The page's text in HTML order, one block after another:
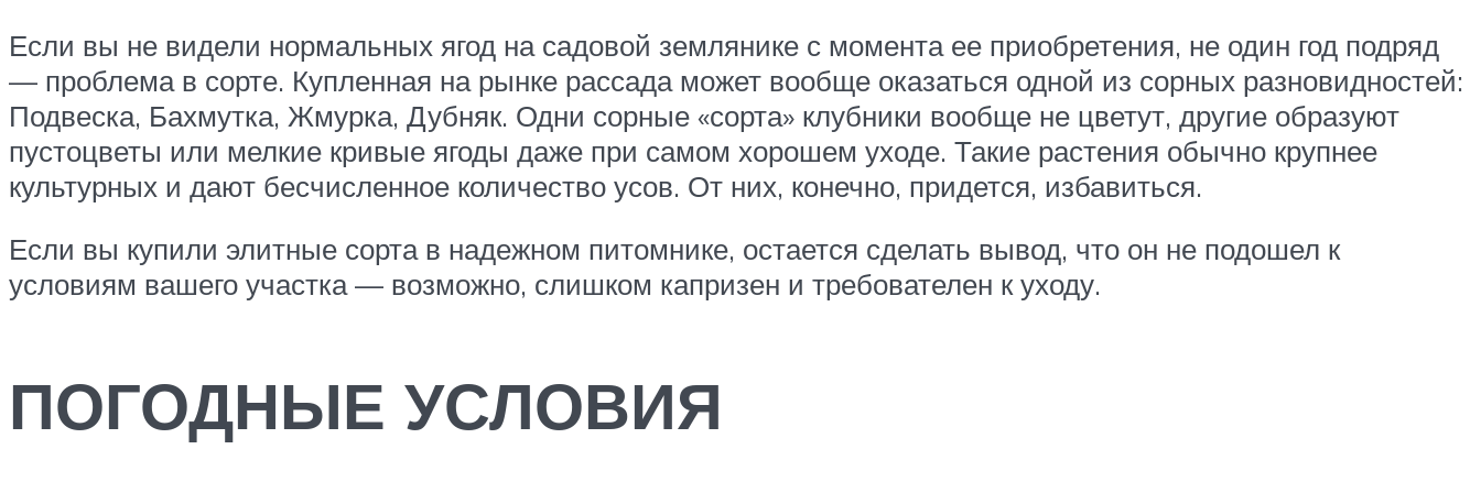
Если вы не видели нормальных ягод на садовой землянике с момента ее приобретения, не один год подряд
— проблема в сорте. Купленная на рынке рассада может вообще оказаться одной из сорных разновидностей:
Подвеска, Бахмутка, Жмурка, Дубняк. Одни сорные «сорта» клубники вообще не цветут, другие образуют
пустоцветы или мелкие кривые ягоды даже при самом хорошем уходе. Такие растения обычно крупнее
культурных и дают бесчисленное количество усов. От них, конечно, придется, избавиться.
Если вы купили элитные сорта в надежном питомнике, остается сделать вывод, что он не подошел к
условиям вашего участка — возможно, слишком капризен и требователен к уходу.
ПОГОДНЫЕ УСЛОВИЯ